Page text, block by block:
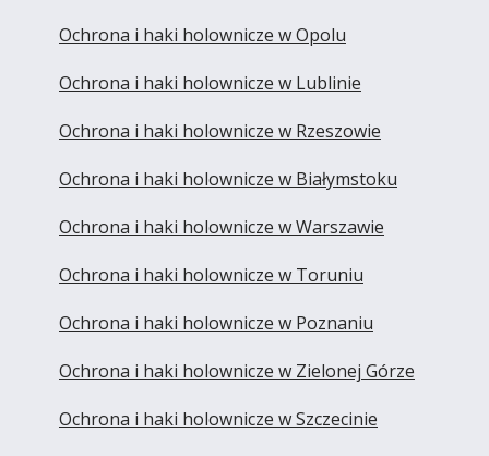
Ochrona i haki holownicze w Opolu
Ochrona i haki holownicze w Lublinie
Ochrona i haki holownicze w Rzeszowie
Ochrona i haki holownicze w Białymstoku
Ochrona i haki holownicze w Warszawie
Ochrona i haki holownicze w Toruniu
Ochrona i haki holownicze w Poznaniu
Ochrona i haki holownicze w Zielonej Górze
Ochrona i haki holownicze w Szczecinie